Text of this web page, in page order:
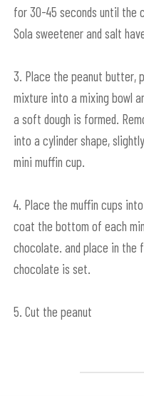
for 30-45 seconds until the
Sola sweetener and salt
3. Place the peanut butter,
mixture into a mixing bowl
a soft dough is formed.
into a cylinder shape,
mini muffin cup.
4. Place the muffin cups
coat the bottom of each
chocolate. and place in the
chocolate is set.
5. Cut the peanut